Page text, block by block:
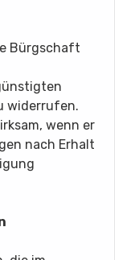
Bürgschaft
widerrufen.
wenn er
nach Erhalt